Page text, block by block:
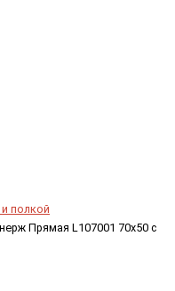
полкой
Прямая L107001 70x50 с